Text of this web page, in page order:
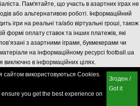
Пам'ятайте, що участь в азартних іграх не
або альтернативою роботі. Інформаційний
ігри на реальні та/або віртуальні гроші, також
формі оплату ставок та інших платежів, які
з азартними іграми, букмекерами чи
на інформаційному ресурсі football.ua
виключно в інформаційних цілях.
сайтом використовуються Cookies.
you get the best experience on
Згоден /
Got it